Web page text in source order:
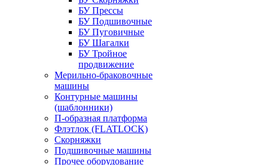
БУ Прессы
БУ Подшивочные
БУ Пуговичные
БУ Шагалки
БУ Тройное
продвижение
Мерильно-браковочные
машины
Контурные машины
(шаблонники)
П-образная платформа
Флэтлок (FLATLOCK)
Скорняжки
Подшивочные машины
Прочее оборудование